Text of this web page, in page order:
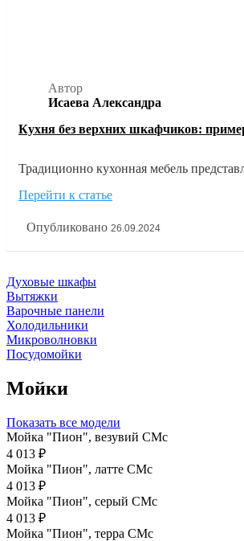
Автор
Исаева Александра
Кухня без верхних шкафчиков:
Традиционно кухонная мебель
хранения. Однако все большую
рекомендации и фото в нашей статье.
Перейти к статье
Опубликовано 26.09.2024
Духовые шкафы
Вытяжки
Варочные панели
Холодильники
Микроволновки
Посудомойки
Мойки
Показать все модели
Мойка "Пион", везувий СМс
4 013 ₽
Мойка "Пион", латте CMc
4 013 ₽
Мойка "Пион", серый CMc
4 013 ₽
Мойка "Пион", терра CMc